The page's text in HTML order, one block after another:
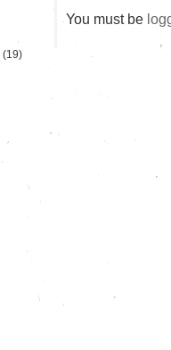
You must be
(19)